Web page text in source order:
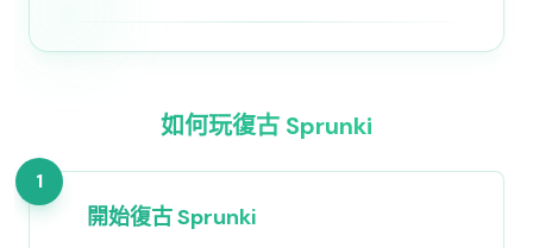
如何玩復古 Sprunki
1
開始復古 Sprunki